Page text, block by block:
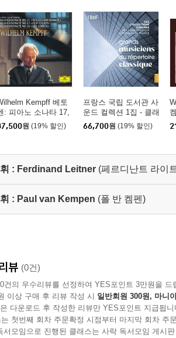
Kempff 베토
: 피아노 소나타 17,
26번 (Beethoven:
Piano Sonata No.17, 2
원 (19% 할인)
프랑스 국립 도서관 사
운드 컬렉션 1집 - 클래
식의 위대한 연주가들
(Grands Musiciens Du
66,700원 (19% 할인)
: Ferdinand Leitner (페르디난트 라이
: Paul van Kempen (폴 반 켐펜)
뷰 (0건)
건의 우수리뷰를 선정하여 YES포인트 3만원을 드
이상 구매 후 리뷰 작성 시 일반회원 300원, 마니
다운로드 후 작성한 리뷰만 YES포인트 지급됩니
는 첫번째 회차 주문확정 시점부터 마지막 회차 주
서모임으로 진행된 클래스는 사락 독서모임 게시